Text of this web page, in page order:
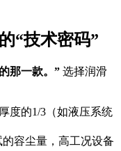
“技术密码”
那一款。” 选择润滑
度的1/3（如液压系统
的容尘量，高工况设备